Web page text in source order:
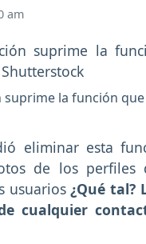
am
suprime la función
eliminar esta
de los perfiles
usuarios¿Qué tal?
cualquier